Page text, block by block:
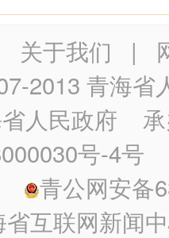
关于我们 |
2013 青海省
人民政府 承
号-4号
青公网安备
省互联网新闻